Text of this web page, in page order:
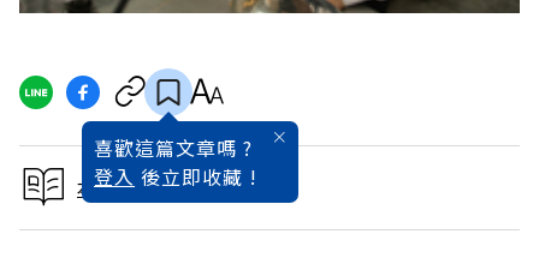
喜歡這篇文章嗎 ?
登入 後立即收藏 !
本文出自12年國教專刊